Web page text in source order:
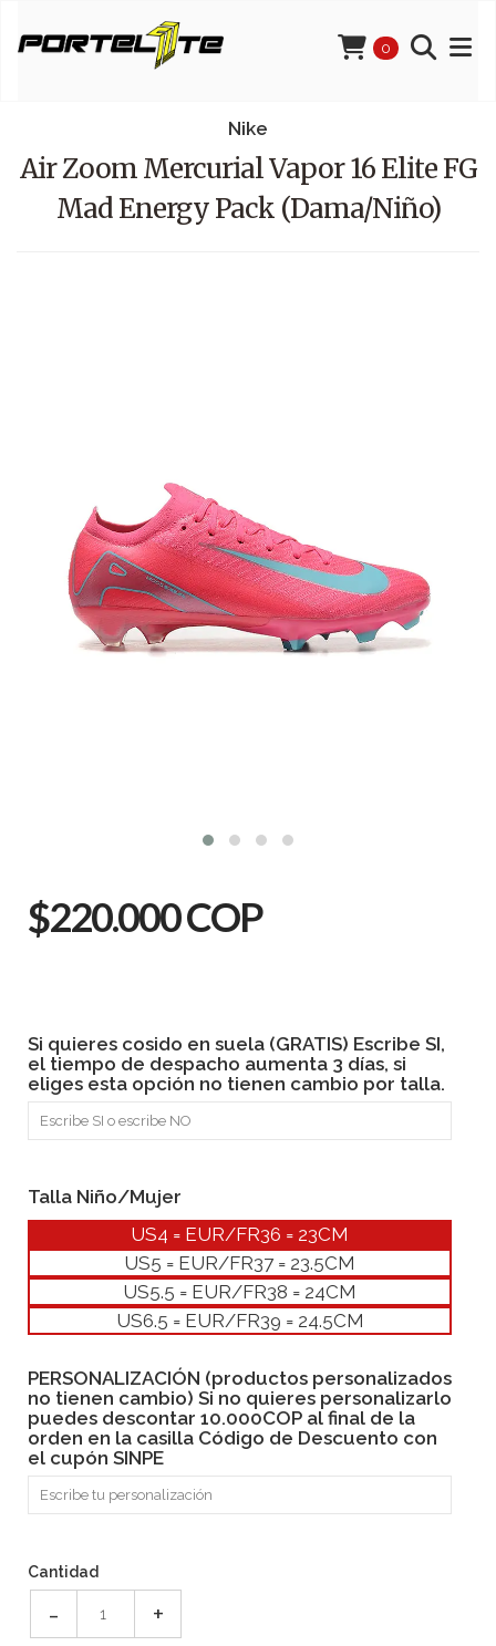
0
Nike
Air Zoom Mercurial Vapor 16 Elite FG
Mad Energy Pack (Dama/Niño)
$220.000 COP
Si quieres cosido en suela (GRATIS) Escribe SI,
el tiempo de despacho aumenta 3 días, si
eliges esta opción no tienen cambio por talla.
Talla Niño/Mujer
US4 = EUR/FR36 = 23CM
US5 = EUR/FR37 = 23.5CM
US5.5 = EUR/FR38 = 24CM
US6.5 = EUR/FR39 = 24.5CM
PERSONALIZACIÓN (productos personalizados
no tienen cambio) Si no quieres personalizarlo
puedes descontar 10.000COP al final de la
orden en la casilla Código de Descuento con
el cupón SINPE
Cantidad
- +